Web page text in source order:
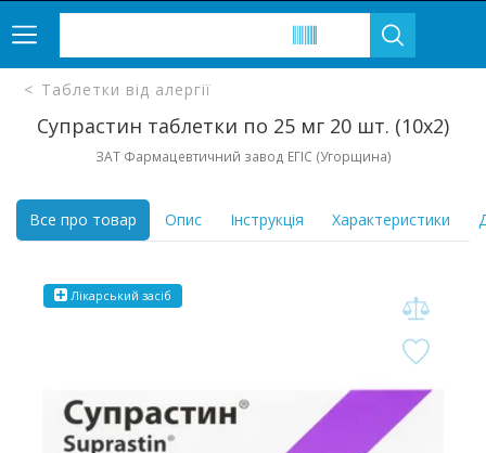
Таблетки від алергії
Супрастин таблетки по 25 мг 20 шт. (10х2)
ЗАТ Фармацевтичний завод ЕГІС (Угорщина)
Все про товар Опис Інструкція Характеристики
Лікарський засіб